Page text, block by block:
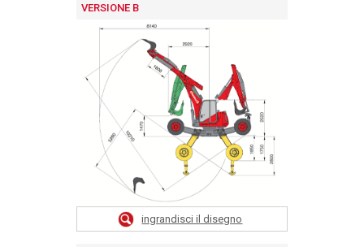
VERSIONE B
ingrandisci il disegno